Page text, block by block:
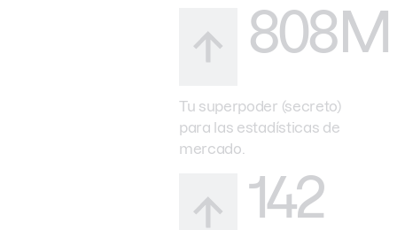
808M
Tu superpoder (secreto)
para las estadísticas de
mercado.
142